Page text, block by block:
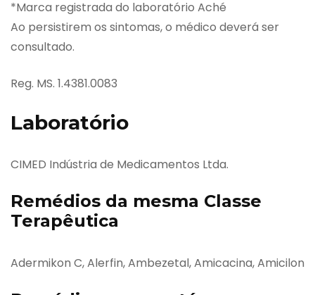
*Marca registrada do laboratório Aché
Ao persistirem os sintomas, o médico deverá ser
consultado.
Reg. MS. 1.4381.0083
Laboratório
CIMED Indústria de Medicamentos Ltda.
Remédios da mesma Classe
Terapêutica
Adermikon C, Alerfin, Ambezetal, Amicacina, Amicilon